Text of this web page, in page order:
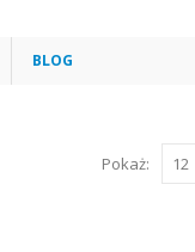
BLOG
Pokaż: